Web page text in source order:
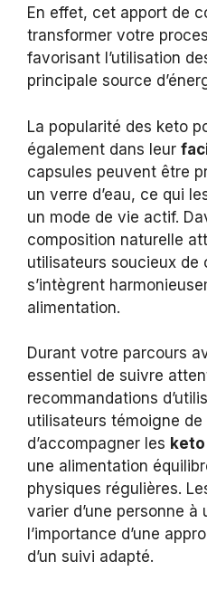
En effet, cet apport de
transformer votre
favorisant l’utilisation
principale source
La popularité des keto
également dans leur
capsules peuvent être
un verre d’eau, ce qui
un mode de vie actif.
composition naturelle
utilisateurs soucieux de
s’intègrent
alimentation.
Durant votre parcours
essentiel de suivre
recommandations
utilisateurs témoigne
d’accompagner les
une alimentation
physiques régulières.
varier d’une personne
l’importance d’une
d’un suivi adapté.